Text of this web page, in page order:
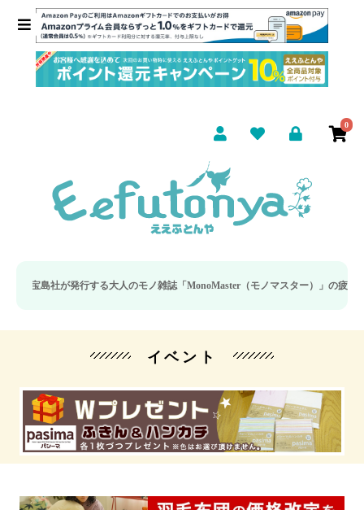
0
社が発行する大人のモノ雑誌「MonoMaster（モノマスター）」の疲労回復・睡
イベント